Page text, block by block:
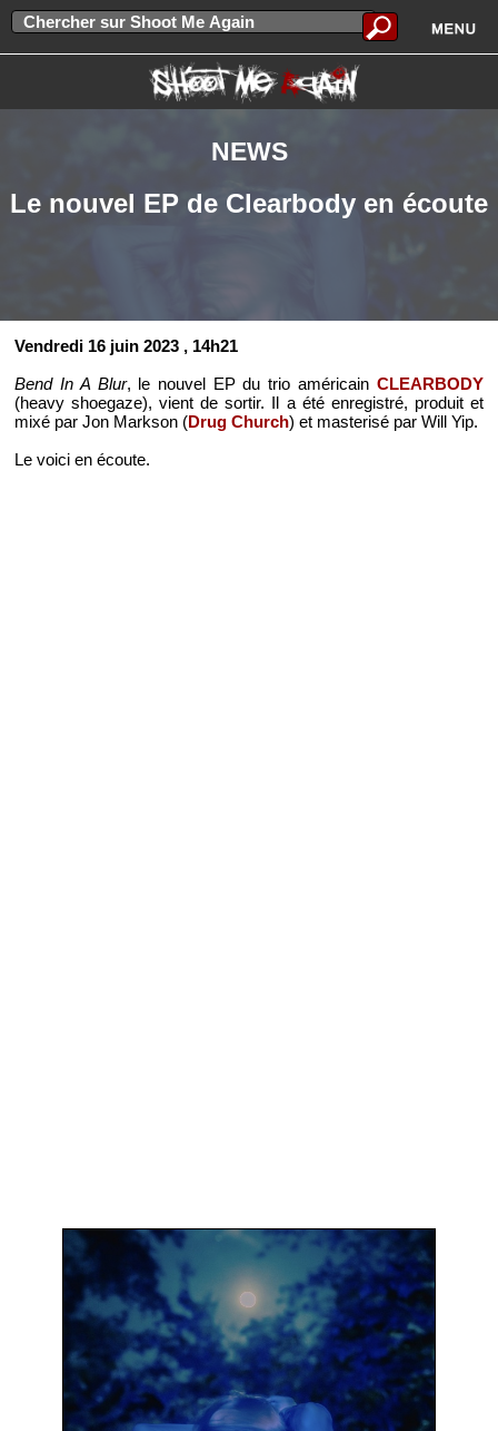
NEWS
Le nouvel EP de Clearbody en écoute
Vendredi 16 juin 2023 , 14h21
Bend In A Blur, le nouvel EP du trio américain CLEARBODY
(heavy shoegaze), vient de sortir. Il a été enregistré, produit et
mixé par Jon Markson (Drug Church) et masterisé par Will Yip.
Le voici en écoute.